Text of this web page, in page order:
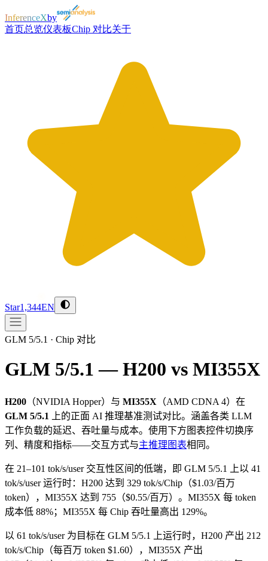
InferenceXby
首页总览仪表板Chip 对比关于
Star1,344EN
GLM 5/5.1 · Chip 对比
GLM 5/5.1 — H200 vs MI355X
H200 （NVIDIA Hopper）与 MI355X （AMD CDNA 4）在
GLM 5/5.1
上的正面 AI 推理基准测试对比。涵盖各类 LLM
工作负载的延迟、吞吐量与成本。使用下方图表控件切换序
列、精度和指标——交互方式与主推理图表相同。
在 21–101 tok/s/user 交互性区间的低端，即 GLM 5/5.1 上以 41
tok/s/user 运行时：H200 达到 329 tok/s/Chip（$1.03/百万
token），MI355X 达到 755（$0.55/百万）。MI355X 每 token
成本低 88%；MI355X 每 Chip 吞吐量高出 129%。
以 61 tok/s/user 为目标在 GLM 5/5.1 上运行时，H200 产出 212
tok/s/Chip（每百万 token $1.60），MI355X 产出